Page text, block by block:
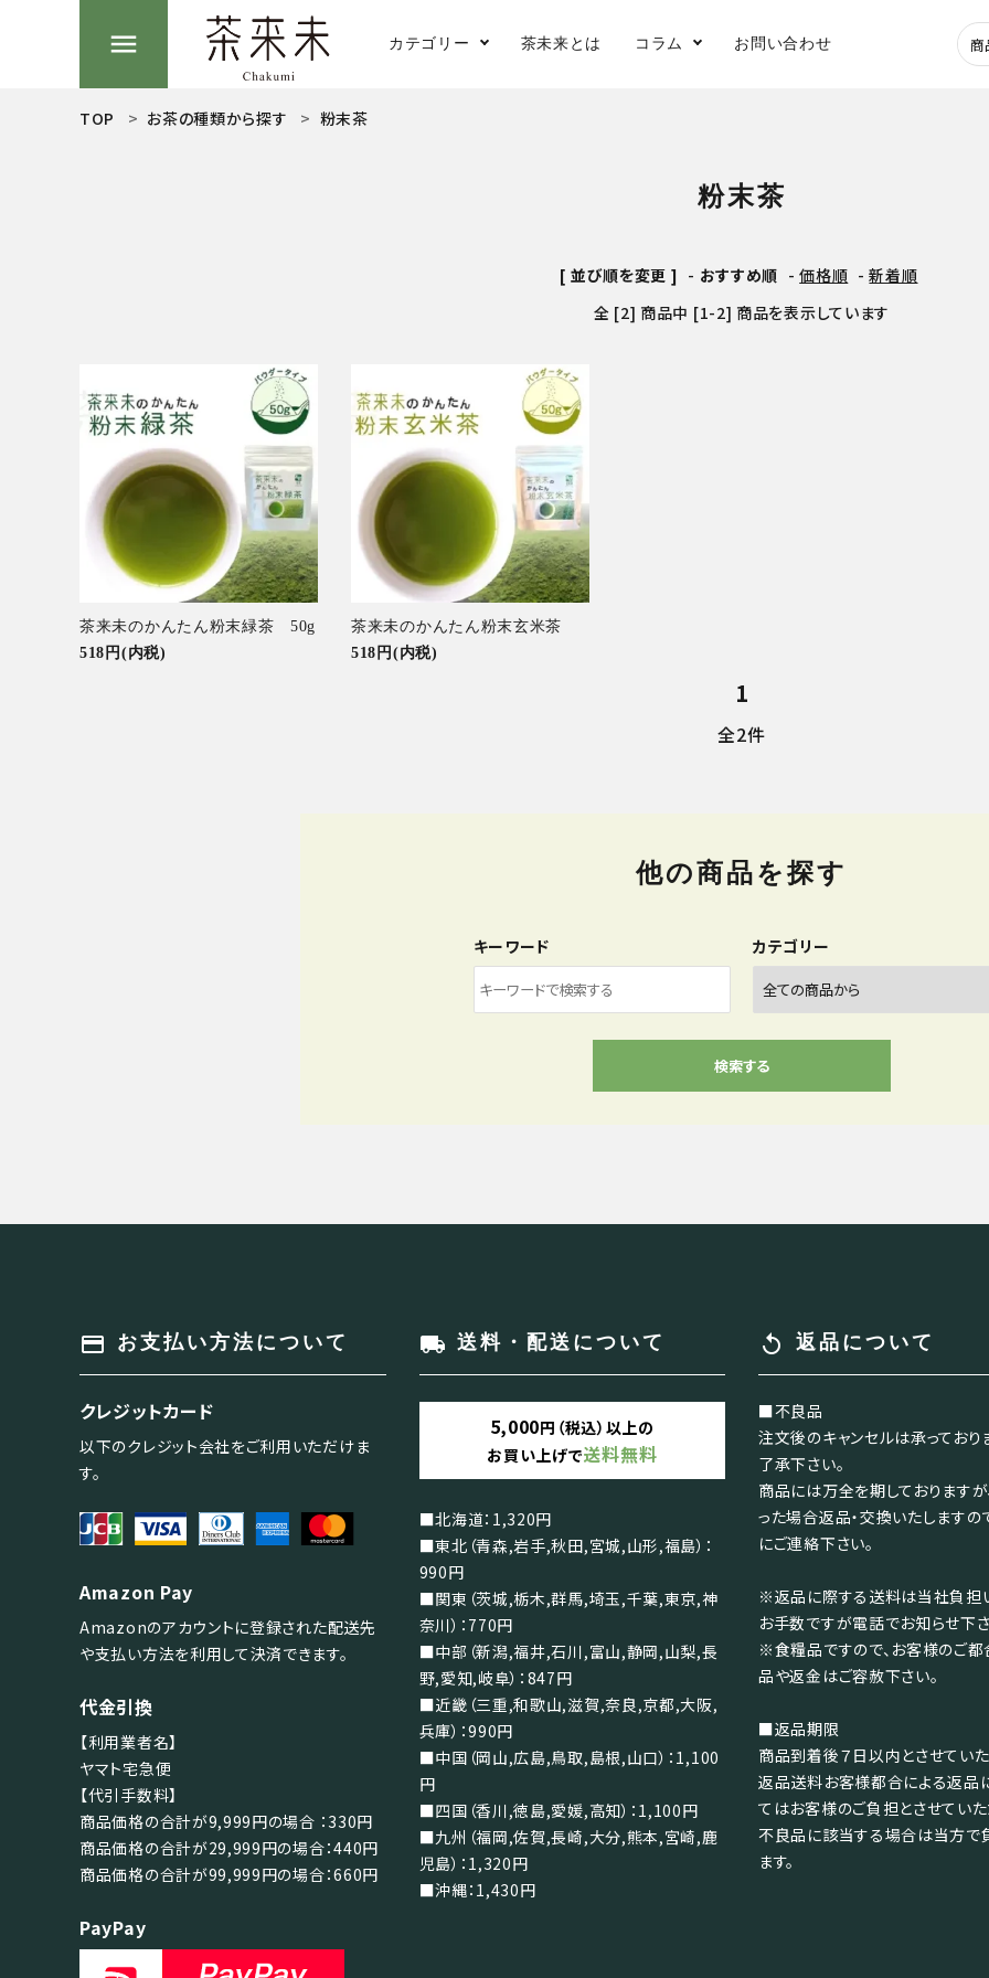
menu カテゴリー
深蒸し煎茶
湯のみ
ギフト/贈り物/詰め合わ
せ/返礼品
茶未来とは コラム お問い合わせ
search
食品から探す
ティーグッズから探す
特集アイテムから探す
ガイドライン
TOP お茶の種類から探す 粉末茶
粉末茶
[ 並び順を変更 ] - おすすめ順 -価格順 -新着順
全 [2] 商品中 [1-2] 商品を表示しています
茶来未のかんたん粉末緑茶 50g
518円(内税)
茶来未のかんたん粉末玄米茶
518円(内税)
1
全2件
他の商品を探す
キーワード カテゴリー
検索する
カテゴリー
検索する
payment お支払い方法について
クレジットカード
以下のクレジット会社をご利用いただけま
す。
Amazon Pay
Amazonのアカウントに登録された配送先
や支払い方法を利用して決済できます。
代金引換
【利用業者名】
ヤマト宅急便
【代引手数料】
商品価格の合計が9,999円の場合 ：330円
商品価格の合計が29,999円の場合：440円
商品価格の合計が99,999円の場合：660円
PayPay
local_shipping 送料・配送について
5,000円（税込）以上の
お買い上げで送料無料
■北海道：1,320円
■東北（青森,岩手,秋田,宮城,山形,福島）：
990円
■関東（茨城,栃木,群馬,埼玉,千葉,東京,神
奈川）：770円
■中部（新潟,福井,石川,富山,静岡,山梨,長
野,愛知,岐阜）：847円
■近畿（三重,和歌山,滋賀,奈良,京都,大阪,
兵庫）：990円
■中国（岡山,広島,鳥取,島根,山口）：1,100
円
■四国（香川,徳島,愛媛,高知）：1,100円
■九州（福岡,佐賀,長崎,大分,熊本,宮崎,鹿
児島）：1,320円
■沖縄：1,430円
replay 返品について
■不良品
注文後のキャンセルは承っており
了承下さい。
商品には万全を期しておりますが
った場合返品・交換いたしますの
にご連絡下さい。
※返品に際する送料は当社負担い
お手数ですが電話でお知らせ下さ
※食糧品ですので、お客様のご都
品や返金はご容赦下さい。
■返品期限
商品到着後７日以内とさせていた
返品送料お客様都合による返品
てはお客様のご負担とさせていた
不良品に該当する場合は当方で
ます。